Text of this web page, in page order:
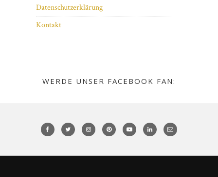
Datenschutzerklärung
Kontakt
WERDE UNSER FACEBOOK FAN: